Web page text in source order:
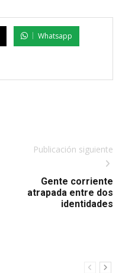
Whatsapp
Publicación siguiente
Gente corriente
atrapada entre dos
identidades